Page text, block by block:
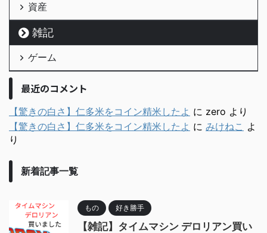
資産
雑記
ゲーム
最近のコメント
【驚きの白さ】仁多米をコイン精米したよ に zero より
【驚きの白さ】仁多米をコイン精米したよ に みけねこ よ
り
新着記事一覧
もの 好き勝手
【雑記】タイムマシン デロリアン買い